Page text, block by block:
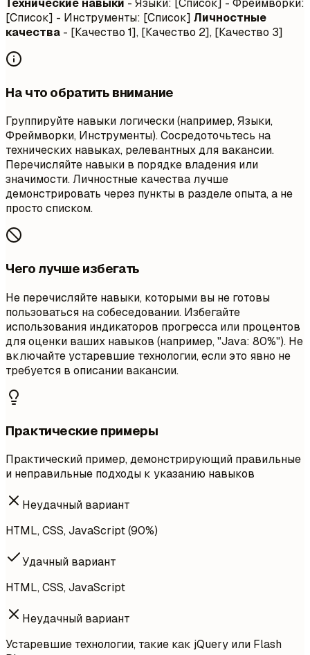
Технические навыки - Языки: [Список] - Фреймворки:
[Список] - Инструменты: [Список] Личностные
качества - [Качество 1], [Качество 2], [Качество 3]
На что обратить внимание
Группируйте навыки логически (например, Языки,
Фреймворки, Инструменты). Сосредоточьтесь на
технических навыках, релевантных для вакансии.
Перечисляйте навыки в порядке владения или
значимости. Личностные качества лучше
демонстрировать через пункты в разделе опыта, а не
просто списком.
Чего лучше избегать
Не перечисляйте навыки, которыми вы не готовы
пользоваться на собеседовании. Избегайте
использования индикаторов прогресса или процентов
для оценки ваших навыков (например, "Java: 80%"). Не
включайте устаревшие технологии, если это явно не
требуется в описании вакансии.
Практические примеры
Практический пример, демонстрирующий правильные
и неправильные подходы к указанию навыков
Неудачный вариант
HTML, CSS, JavaScript (90%)
Удачный вариант
HTML, CSS, JavaScript
Неудачный вариант
Устаревшие технологии, такие как jQuery или Flash